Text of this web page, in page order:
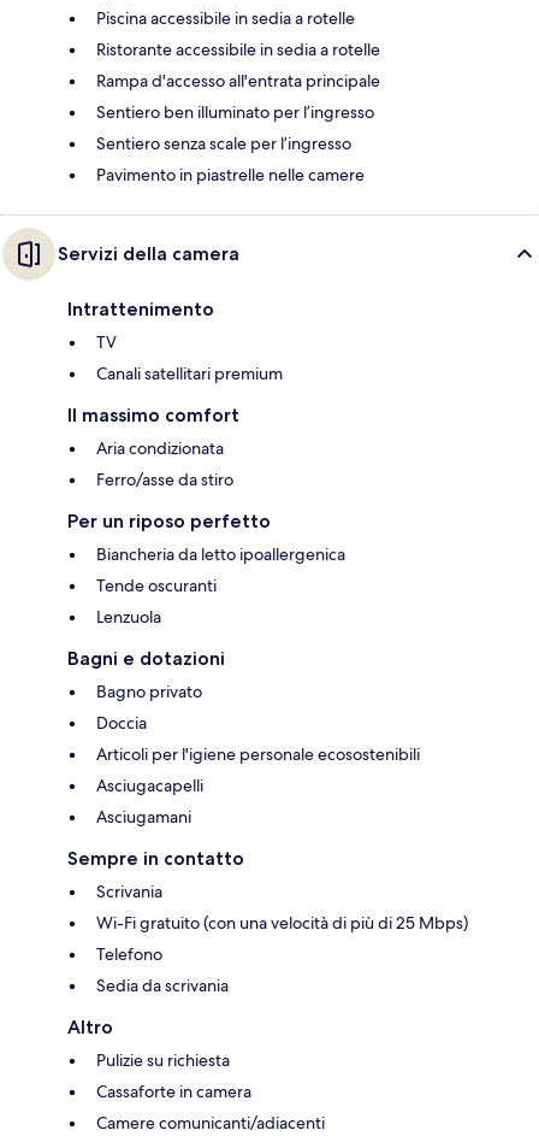
Piscina accessibile in sedia a rotelle
Ristorante accessibile in sedia a rotelle
Rampa d'accesso all'entrata principale
Sentiero ben illuminato per l’ingresso
Sentiero senza scale per l’ingresso
Pavimento in piastrelle nelle camere
Servizi della camera
Intrattenimento
TV
Canali satellitari premium
Il massimo comfort
Aria condizionata
Ferro/asse da stiro
Per un riposo perfetto
Biancheria da letto ipoallergenica
Tende oscuranti
Lenzuola
Bagni e dotazioni
Bagno privato
Doccia
Articoli per l'igiene personale ecosostenibili
Asciugacapelli
Asciugamani
Sempre in contatto
Scrivania
Wi-Fi gratuito (con una velocità di più di 25 Mbps)
Telefono
Sedia da scrivania
Altro
Pulizie su richiesta
Cassaforte in camera
Camere comunicanti/adiacenti